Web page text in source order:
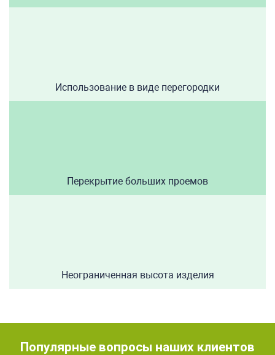
Использование в виде перегородки
Перекрытие больших проемов
Неограниченная высота изделия
Популярные вопросы наших клиентов